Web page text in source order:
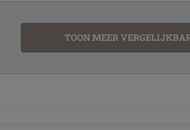
TOON MEER